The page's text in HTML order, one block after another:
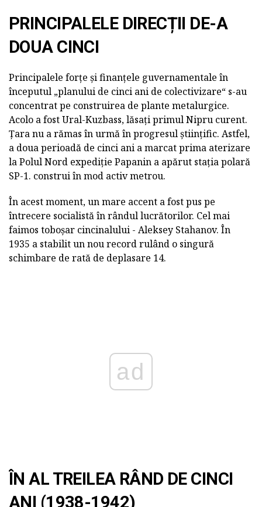
PRINCIPALELE DIRECȚII DE-A
DOUA CINCI
Principalele forțe și finanțele guvernamentale în
începutul „planului de cinci ani de colectivizare“ s-au
concentrat pe construirea de plante metalurgice.
Acolo a fost Ural-Kuzbass, lăsați primul Nipru curent.
Țara nu a rămas în urmă în progresul științific. Astfel,
a doua perioadă de cinci ani a marcat prima aterizare
la Polul Nord expediție Papanin a apărut stația polară
SP-1. construi în mod activ metrou.
În acest moment, un mare accent a fost pus pe
întrecere socialistă în rândul lucrătorilor. Cel mai
faimos toboșar cincinalului - Aleksey Stahanov. În
1935 a stabilit un nou record rulând o singură
schimbare de rată de deplasare 14.
ad
ÎN AL TREILEA RÂND DE CINCI
ANI (1938-1942)